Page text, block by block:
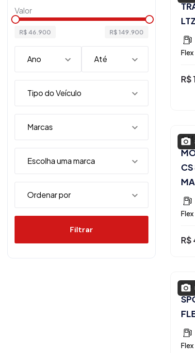
Valor
R$ 46.900 R$ 149.900
Filtrar
Flex
Flex
Kia
Flex